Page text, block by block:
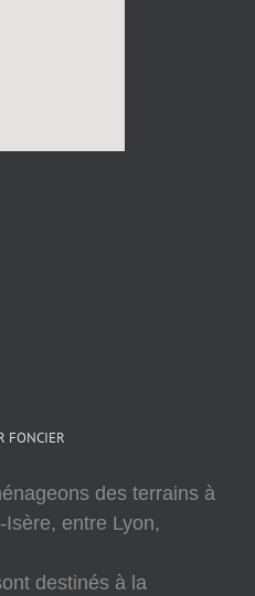
FONCIER
des terrains à
entre Lyon,
destinés à la